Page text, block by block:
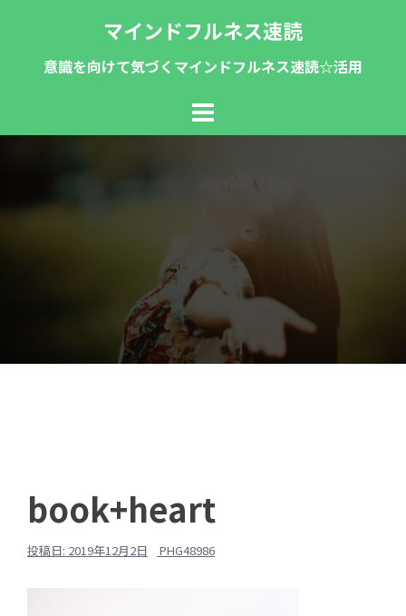
へ
マインドフルネス速読
意識を向けて気づくマインドフルネス速読☆活用
book+heart
投稿日: 2019年12月2日 PHG48986